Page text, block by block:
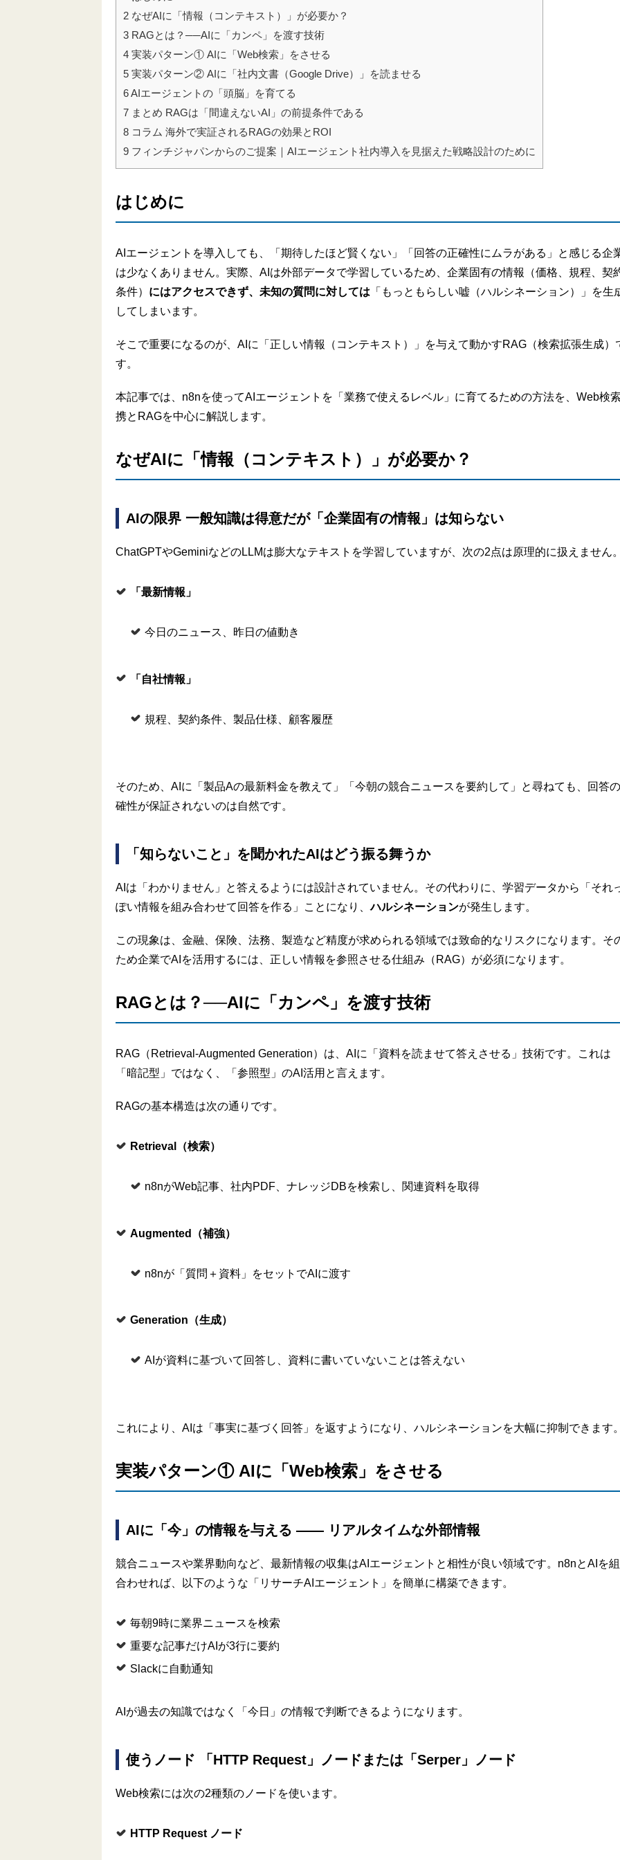
2 なぜAIに「情報（コンテキスト）」が必要か？
3 RAGとは？──AIに「カンペ」を渡す技術
4 実装パターン① AIに「Web検索」をさせる
5 実装パターン② AIに「社内文書（Google Drive）」を読ませる
6AIエージェントの「頭脳」を育てる
7 まとめ RAGは「間違えないAI」の前提条件である
8 コラム 海外で実証されるRAGの効果とROI
9 フィンチジャパンからのご提案｜AIエージェント社内導入を見据えた戦略設計のために
はじめに
AIエージェントを導入しても、「期待したほど賢くない」「回答の正確性にムラがある」と感じる企
は少なくありません。実際、AIは外部データで学習しているため、企業固有の情報（価格、規程、契
条件） にはアクセスできず、未知の質問に対しては 「もっともらしい嘘（ハルシネーション）」を生
してしまいます。
そこで重要になるのが、AIに「正しい情報（コンテキスト）」を与えて動かすRAG（検索拡張生成）
す。
本記事では、n8nを使ってAIエージェントを「業務で使えるレベル」に育てるための方法を、Web検
携とRAGを中心に解説します。
なぜAIに「情報（コンテキスト）」が必要か？
AIの限界 一般知識は得意だが「企業固有の情報」は知らない
ChatGPTやGeminiなどのLLMは膨大なテキストを学習していますが、次の2点は原理的に扱えません
「最新情報」
今日のニュース、昨日の値動き
「自社情報」
規程、契約条件、製品仕様、顧客履歴
そのため、AIに「製品Aの最新料金を教えて」「今朝の競合ニュースを要約して」と尋ねても、回答
確性が保証されないのは自然です。
「知らないこと」を聞かれたAIはどう振る舞うか
AIは「わかりません」と答えるようには設計されていません。その代わりに、学習データから「それ
ぽい情報を組み合わせて回答を作る」ことになり、ハルシネーションが発生します。
この現象は、金融、保険、法務、製造など精度が求められる領域では致命的なリスクになります。そ
ため企業でAIを活用するには、正しい情報を参照させる仕組み（RAG）が必須になります。
RAGとは？──AIに「カンペ」を渡す技術
RAG（Retrieval-Augmented Generation）は、AIに「資料を読ませて答えさせる」技術です。これは
「暗記型」ではなく、「参照型」のAI活用と言えます。
RAGの基本構造は次の通りです。
Retrieval （検索）
n8nがWeb記事、社内PDF、ナレッジDBを検索し、関連資料を取得
Augmented （補強）
n8nが「質問＋資料」をセットでAIに渡す
Generation （生成）
AIが資料に基づいて回答し、資料に書いていないことは答えない
これにより、AIは「事実に基づく回答」を返すようになり、ハルシネーションを大幅に抑制できます
実装パターン① AIに「Web検索」をさせる
AIに「今」の情報を与える ―― リアルタイムな外部情報
競合ニュースや業界動向など、最新情報の収集はAIエージェントと相性が良い領域です。n8nとAIを
合わせれば、以下のような「リサーチAIエージェント」を簡単に構築できます。
毎朝9時に業界ニュースを検索
重要な記事だけAIが3行に要約
Slackに自動通知
AIが過去の知識ではなく「今日」の情報で判断できるようになります。
使うノード 「HTTP Request」ノードまたは「Serper」ノード
Web検索には次の2種類のノードを使います。
HTTP Request ノード